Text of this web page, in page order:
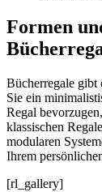
Formen
Bücherregale gibt
Sie ein
Regal
klassischen
modularen
Ihrem
[rl_gallery]